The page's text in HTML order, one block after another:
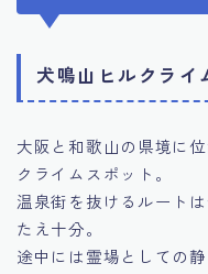
犬鳴山ヒルクライ
大阪と和歌山の県境に
クライムスポット。
温泉街を抜けるルート
たえ十分。
途中には霊場としての